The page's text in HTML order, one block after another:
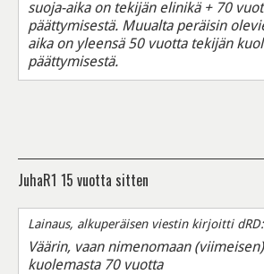
suoja-aika on tekijän elinikä + 70
päättymisestä. Muualta peräisin
aika on yleensä 50 vuotta tekijän
päättymisestä.
JuhaR1 15 vuotta sitten
Lainaus, alkuperäisen viestin kirjoitti dRD:
Väärin, vaan nimenomaan
kuolemasta 70 vuotta